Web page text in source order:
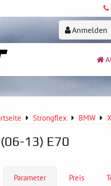
Anmelden
Strongflex BMW
13) E70
Parameter Preis